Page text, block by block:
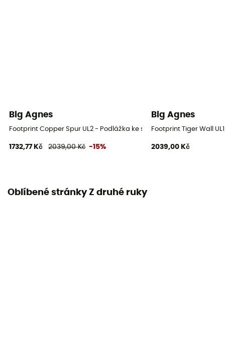
Big Agnes
Footprint Copper Spur UL2 - Podlážka ke stanu
1732,77 Kč 2039,00 Kč -15%
Big Agnes
Footprint Tiger Wall
2039,00 Kč
Oblíbené stránky Z druhé ruky